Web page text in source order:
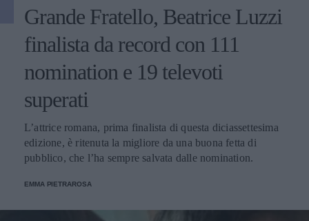
Grande Fratello, Beatrice Luzzi
finalista da record con 111
nomination e 19 televoti
superati
L’attrice romana, prima finalista di questa diciassettesima
edizione, è ritenuta la migliore da una buona fetta di
pubblico, che l’ha sempre salvata dalle nomination.
EMMA PIETRAROSA